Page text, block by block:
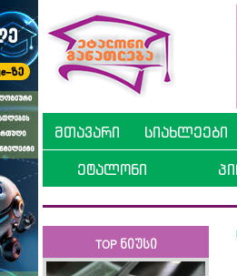
მთავარი სიახლეები
ეტალონი
TOP ნიუსი